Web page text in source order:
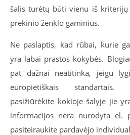
šalis turėtų būti vienu iš kriterijų
prekinio ženklo gaminius.
Ne paslaptis, kad rūbai, kurie
yra labai prastos kokybės.
pat dažnai neatitinka, jeigu
europietiškais standartais.
pasižiūrėkite kokioje šalyje jie
informacijos nėra nurodyta el.
pasiteiraukite pardavėjo